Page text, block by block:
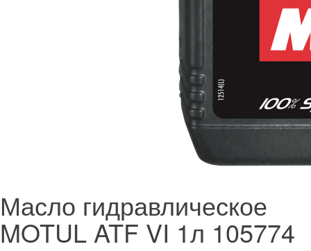
Масло гидравлическое
MOTUL ATF VI 1л 105774